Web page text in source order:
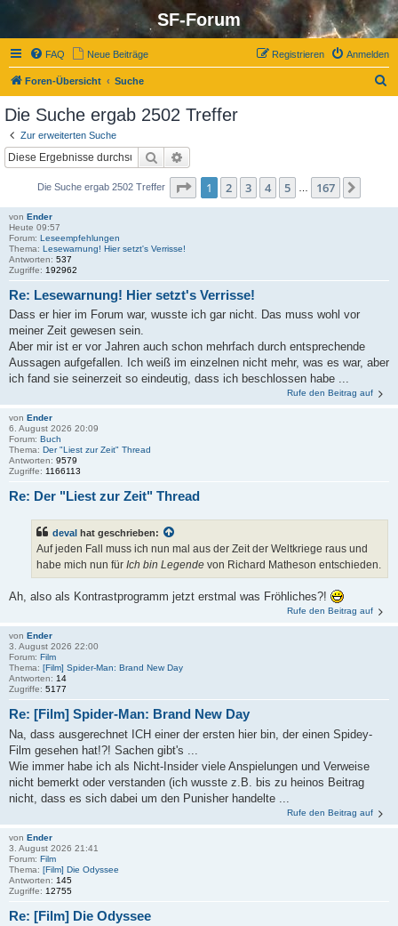
SF-Forum
FAQ Neue Beiträge Anmelden
Registrieren
Foren-Übersicht Suche
Die Suche ergab 2502 Treffer
Zur erweiterten Suche
Suche
Die Suche ergab 2502 Treffer Seite 1von 167
1 2 3 4 5 167
von Ender
Heute 09:57
Forum: Leseempfehlungen
Thema: Lesewarnung! Hier setzt's Verrisse!
Antworten: 537
Zugriffe: 192962
Re: Lesewarnung! Hier setzt's Verrisse!
Dass er hier im Forum war, wusste ich gar nicht. Das muss wohl vor
meiner Zeit gewesen sein.
Aber mir ist er vor Jahren auch schon mehrfach durch entsprechende
Aussagen aufgefallen. Ich weiß im einzelnen nicht mehr, was es war, aber
ich fand sie seinerzeit so eindeutig, dass ich beschlossen habe ...
Rufe den Beitrag auf
von Ender
6. August 2026 20:09
Forum: Buch
Thema: Der "Liest zur Zeit" Thread
Antworten: 9579
Zugriffe: 1166113
Re: Der "Liest zur Zeit" Thread
deval hat geschrieben:
Auf jeden Fall muss ich nun mal aus der Zeit der Weltkriege raus und
habe mich nun für Ich bin Legende von Richard Matheson entschieden.
Ah, also als Kontrastprogramm jetzt erstmal was Fröhliches?!
Rufe den Beitrag auf
von Ender
3. August 2026 22:00
Forum: Film
Thema: [Film] Spider-Man: Brand New Day
Antworten: 14
Zugriffe: 5177
Re: [Film] Spider-Man: Brand New Day
Na, dass ausgerechnet ICH einer der ersten hier bin, der einen Spidey-
Film gesehen hat!?! Sachen gibt's ...
Wie immer habe ich als Nicht-Insider viele Anspielungen und Verweise
nicht bemerkt oder verstanden (ich wusste z.B. bis zu heinos Beitrag
nicht, dass es sich dabei um den Punisher handelte ...
Rufe den Beitrag auf
von Ender
3. August 2026 21:41
Forum: Film
Thema: [Film] Die Odyssee
Antworten: 145
Zugriffe: 12755
Re: [Film] Die Odyssee